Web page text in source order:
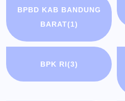
BPBD KAB BANDUNG
BARAT(1)
BPK RI(3)